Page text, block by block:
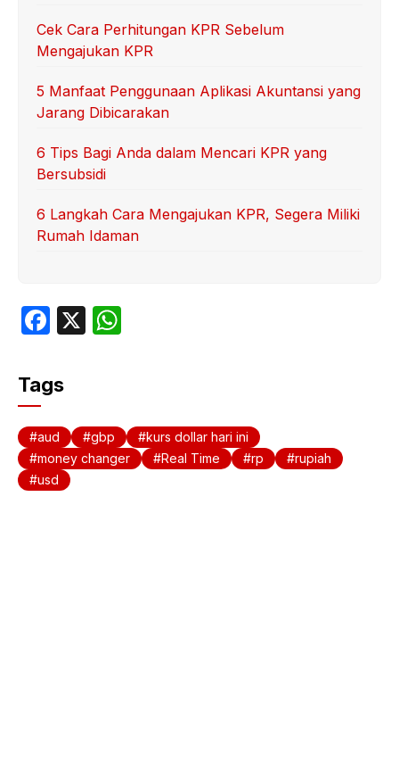
Cek Cara Perhitungan KPR Sebelum
Mengajukan KPR
5 Manfaat Penggunaan Aplikasi Akuntansi yang
Jarang Dibicarakan
6 Tips Bagi Anda dalam Mencari KPR yang
Bersubsidi
6 Langkah Cara Mengajukan KPR, Segera Miliki
Rumah Idaman
F
c
e
b
o
o
X
A
p
Tags
aud gbp
kurs dollar hari ini
money changer
Real Time rp
rupiah
usd